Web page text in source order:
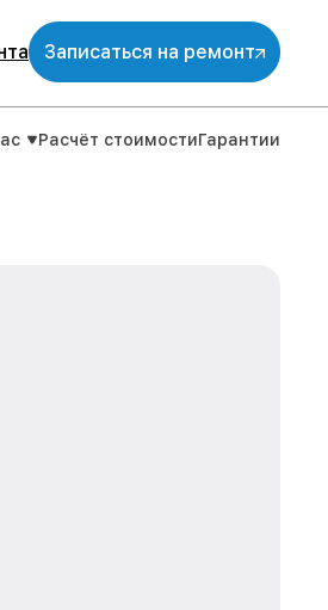
Записаться на ремонт
Расчёт стоимостиГарантии